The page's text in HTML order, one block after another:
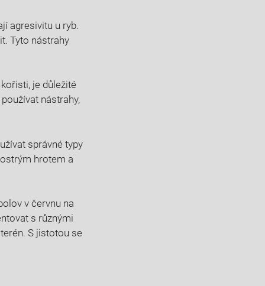
agresivitu u ryb.
Tyto nástrahy
je důležité
nástrahy,
správné typy
hrotem ⁤a
v červnu na
‌s různými
S ​jistotou se